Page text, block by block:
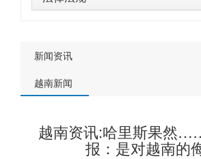
新闻资讯
越南新闻
越南资讯:哈里斯果然
报：是对越南的